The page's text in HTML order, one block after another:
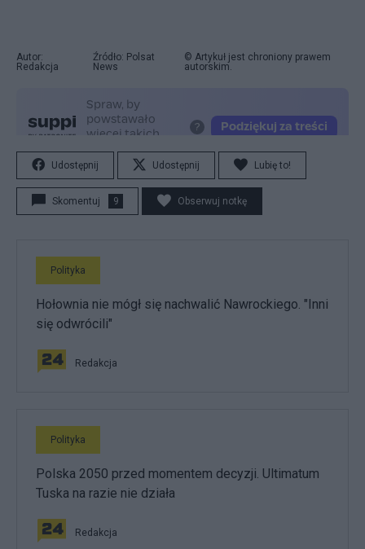
Autor:
Redakcja
Źródło: Polsat
News
© Artykuł jest chroniony prawem
autorskim.
Udostępnij Udostępnij Lubię to!
Skomentuj 9 Obserwuj notkę
Polityka
Hołownia nie mógł się nachwalić Nawrockiego. "Inni
się odwrócili"
Redakcja
Polityka
Polska 2050 przed momentem decyzji. Ultimatum
Tuska na razie nie działa
Redakcja